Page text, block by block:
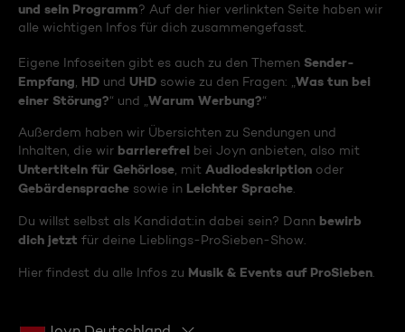
und sein Programm? Auf der hier verlinkten Seite haben wir
alle wichtigen Infos für dich zusammengefasst.
Eigene Infoseiten gibt es auch zu den Themen Sender-
Empfang HD und UHD sowie zu den Fragen: „ Was tun bei
einer Störung?“ und „ Warum Werbung?“
Außerdem haben wir Übersichten zu Sendungen und
Inhalten, die wir barrierefrei bei Joyn anbieten, also mit
Untertiteln für Gehörlose , mit Audiodeskription oder
Gebärdensprache sowie in Leichter Sprache
Du willst selbst als Kandidat:in dabei sein? Dann bewirb
dich jetzt für deine Lieblings-ProSieben-Show.
Hier findest du alle Infos zu Musik & Events auf ProSieben